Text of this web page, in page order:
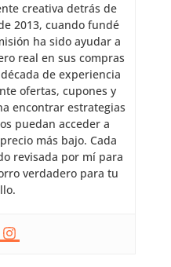
creativa detrás de
2013, cuando fundé
ha sido ayudar a
real en sus compras
de experiencia
ofertas, cupones y
encontrar estrategias
puedan acceder a
más bajo. Cada
revisada por mí para
verdadero para tu